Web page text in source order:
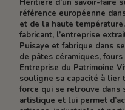
Héritière d’un savoir-faire
référence européenne
et de la haute
fabricant, l’entreprise
Puisaye et fabrique dans
de pâtes céramiques,
Entreprise du Patrimoine
souligne sa capacité à lier
force qui se retrouve dans
artistique et lui permet